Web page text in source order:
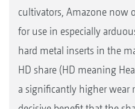
cultivators, Amazone now
for use in especially
hard metal inserts in the
HD share (HD meaning
a significantly higher wear